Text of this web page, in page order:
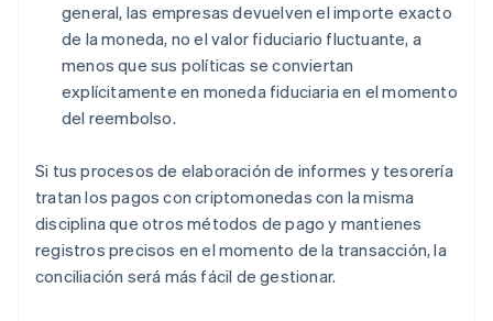
general, las empresas devuelven el importe exacto
de la moneda, no el valor fiduciario fluctuante, a
menos que sus políticas se conviertan
explícitamente en moneda fiduciaria en el momento
del reembolso.
Si tus procesos de elaboración de informes y tesorería
tratan los pagos con criptomonedas con la misma
disciplina que otros métodos de pago y mantienes
registros precisos en el momento de la transacción, la
conciliación será más fácil de gestionar.